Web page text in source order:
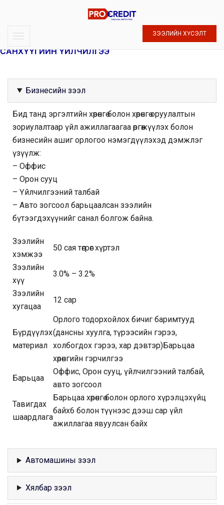
ЗЭЭЛИЙН ХҮСЭЛТ
САНХҮҮГИЙН ҮЙЛЧИЛГЭЭ
Бизнесийн зээл
Бид танд эргэлтийн хөрөнгө болон хөрөнгө оруулалтын
зориулалтаар үйл ажиллагаагаа өргөжүүлэх болон
бизнесийн ашиг орлогоо нэмэгдүүлэхэд дэмжлэг
үзүүлж:
– Оффис
– Орон сууц
– Үйлчилгээний талбай
– Авто зогсоол барьцаалсан зээлийн
бүтээгдэхүүнийг санал болгож байна.
Зээлийн
хэмжээ
50 сая төгрөг хүртэл
Зээлийн
хүү
3.0% – 3.2%
Зээлийн
хугацаа
12 сар
Бүрдүүлэх
материал
Орлого тодорхойлох бичиг баримтууд
(дансны хуулга, түрээсийн гэрээ,
холбогдох гэрээ, хар дэвтэр)Барьцаа
хөрөнгийн гэрчилгээ
Барьцаа
Оффис, Орон сууц, үйлчилгээний талбай,
авто зогсоол
Тавигдах
шаардлага
Барьцаа хөрөнгө болон орлого хүрэлцэхүйц
байх6 болон түүнээс дээш сар үйл
ажиллагаа явуулсан байх
Автомашины зээл
Хялбар зээл